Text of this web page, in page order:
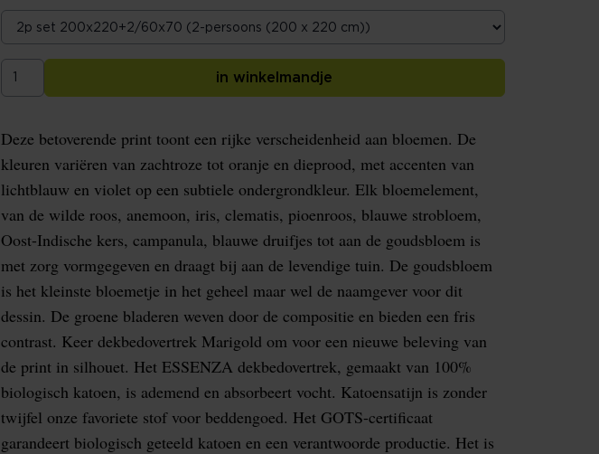
in winkelmandje
Deze betoverende print toont een rijke verscheidenheid aan bloemen. De
kleuren variëren van zachtroze tot oranje en dieprood, met accenten van
lichtblauw en violet op een subtiele ondergrondkleur. Elk bloemelement,
van de wilde roos, anemoon, iris, clematis, pioenroos, blauwe strobloem,
Oost-Indische kers, campanula, blauwe druifjes tot aan de goudsbloem is
met zorg vormgegeven en draagt bij aan de levendige tuin. De goudsbloem
is het kleinste bloemetje in het geheel maar wel de naamgever voor dit
dessin. De groene bladeren weven door de compositie en bieden een fris
contrast. Keer dekbedovertrek Marigold om voor een nieuwe beleving van
de print in silhouet. Het ESSENZA dekbedovertrek, gemaakt van 100%
biologisch katoen, is ademend en absorbeert vocht. Katoensatijn is zonder
twijfel onze favoriete stof voor beddengoed. Het GOTS-certificaat
garandeert biologisch geteeld katoen en een verantwoorde productie. Het is